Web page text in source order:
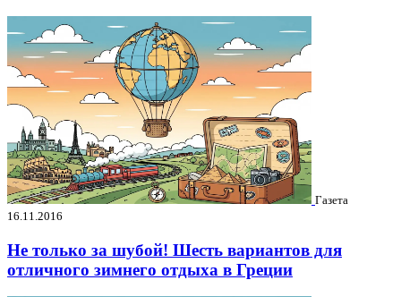
Газета
16.11.2016
Не только за шубой! Шесть вариантов для
отличного зимнего отдыха в Греции